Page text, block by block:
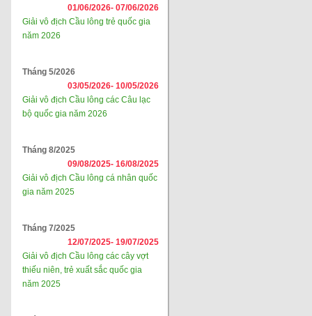
01/06/2026- 07/06/2026
Giải vô địch Cầu lông trẻ quốc gia
năm 2026
Tháng 5/2026
03/05/2026- 10/05/2026
Giải vô địch Cầu lông các Câu lạc
bộ quốc gia năm 2026
Tháng 8/2025
09/08/2025- 16/08/2025
Giải vô địch Cầu lông cá nhân quốc
gia năm 2025
Tháng 7/2025
12/07/2025- 19/07/2025
Giải vô địch Cầu lông các cây vợt
thiếu niên, trẻ xuất sắc quốc gia
năm 2025